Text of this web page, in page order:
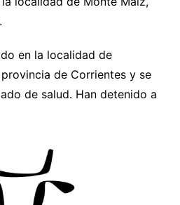
en la localidad de
de Corrientes y se
de salud. Han detenido a